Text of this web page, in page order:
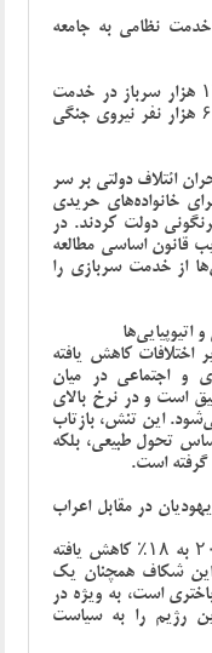
از خدمت نظامی به جامعه
ارتش رژیم صهیونیستی با کمبود حدود ۱۲ هزار سرباز در خدمت
اجباری مواجه است که از این تعداد حدود ۶ هزار نفر نیروی جنگی
سیاسی جدی: در ژوئن ۲۰۲۶، بحران ائتلاف دولتی بر سر
خانواده‌های حریدی
دولت کردند. در
اساسی مطالعه
از خدمت سربازی را
کاهش یافته
و اجتماعی در میان
است و در نرخ بالای
این تنش، بازتاب
تحول طبیعی، بلکه
است.
در مقابل اعراب
اگرچه شاخص تنش با اعراب در سال ۲۰۲۵ به ۱۸٪ کاهش یافته
این شکاف همچنان یک
است، به ویژه در
رژیم را به سیاست‌